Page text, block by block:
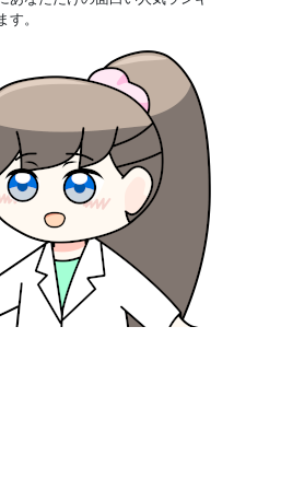
す。